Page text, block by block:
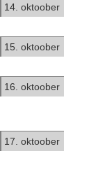
14. oktoober
15. oktoober
16. oktoober
17. oktoober